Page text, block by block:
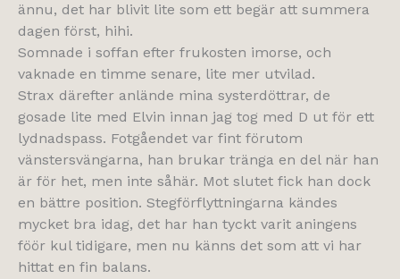
ännu, det har blivit lite som ett begär att summera
dagen först, hihi.
Somnade i soffan efter frukosten imorse, och
vaknade en timme senare, lite mer utvilad.
Strax därefter anlände mina systerdöttrar, de
gosade lite med Elvin innan jag tog med D ut för ett
lydnadspass. Fotgåendet var fint förutom
vänstersvängarna, han brukar tränga en del när han
är för het, men inte såhär. Mot slutet fick han dock
en bättre position. Stegförflyttningarna kändes
mycket bra idag, det har han tyckt varit aningens
föör kul tidigare, men nu känns det som att vi har
hittat en fin balans.